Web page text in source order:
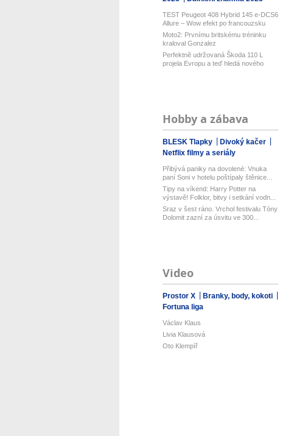
TEST Peugeot 408 Hybrid 145 e-DCS6
Allure – Wow efekt po francouzsku
Moto2: Prvnímu britskému tréninku
kraloval Gonzalez
Perfektně udržovaná Škoda 110 L
projela Evropu a teď hledá nového
Hobby a zábava
BLESK Tlapky
Divoký kačer
Netflix filmy a seriály
Přibývá paniky na dovolené: Vnuka
paní Soni v hotelu poštípaly štěnice...
Tipy na víkend: Harry Potter na
výstavě! Folklor, bitvy i setkání vodn...
Sraz v šest ráno. Vrchol festivalu Tóny
Dolomit zazní za úsvitu ve 300...
Video
Prostor X
Branky, body, kokoti
Fortuna liga
Václav Klaus
Livia Klausová
Oto Klempíř